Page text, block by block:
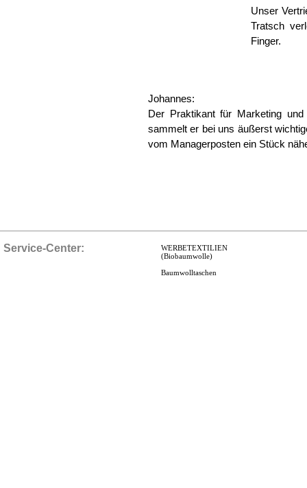
Unser
Tratsch
Finger.
Johannes:
Der Praktikant für Marketing
sammelt er bei uns äußerst
vom Managerposten ein Stück
Service-Center:
WERBETEXTILIEN
(Biobaumwolle)
Baumwolltaschen